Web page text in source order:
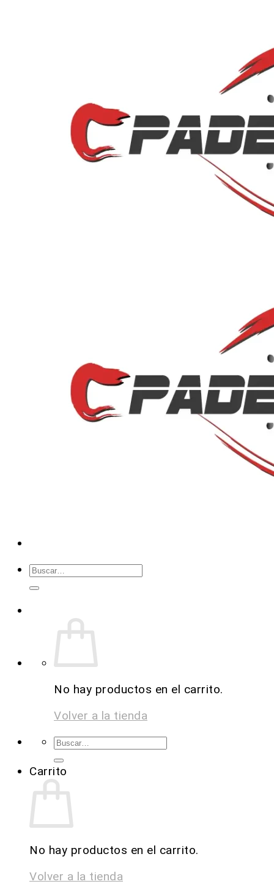
No hay productos en el carrito.
Volver a la tienda
Carrito
No hay productos en el carrito.
Volver a la tienda